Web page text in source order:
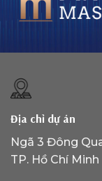
Địa chỉ dự án
Ngã 3 Đông
TP. Hồ Chí Minh